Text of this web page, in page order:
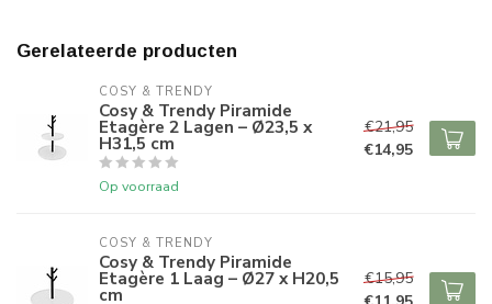
Gerelateerde producten
COSY & TRENDY
Cosy & Trendy Piramide
Etagère 2 Lagen – Ø23,5 x
H31,5 cm
Op voorraad
€21,95
€14,95
COSY & TRENDY
Cosy & Trendy Piramide
Etagère 1 Laag – Ø27 x H20,5
cm
€15,95